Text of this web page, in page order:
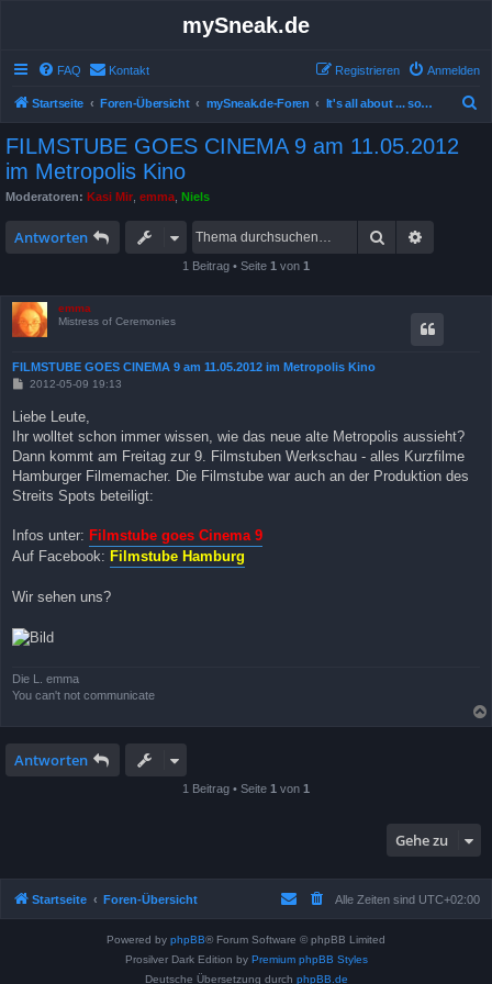
mySneak.de
FAQ Kontakt Anmelden
Registrieren
Startseite Foren-Übersicht mySneak.de-Foren It's all about ... something!
FILMSTUBE GOES CINEMA 9 am 11.05.2012
im Metropolis Kino
Moderatoren: Kasi Mir emma Niels
Antworten Suche
1 Beitrag • Seite 1 von 1
emma
Mistress of Ceremonies
FILMSTUBE GOES CINEMA 9 am 11.05.2012 im Metropolis Kino
B
t
r
g
2012-05-09 19:13
Liebe Leute,
Ihr wolltet schon immer wissen, wie das neue alte Metropolis aussieht?
Dann kommt am Freitag zur 9. Filmstuben Werkschau - alles Kurzfilme
Hamburger Filmemacher. Die Filmstube war auch an der Produktion des
Streits Spots beteiligt:
Infos unter: Filmstube goes Cinema 9
Auf Facebook: Filmstube Hamburg
Wir sehen uns?
Die L. emma
You can't not communicate
Antworten
1 Beitrag • Seite 1 von 1
Gehe zu
Startseite Foren-Übersicht Alle Zeiten sind UTC+02:00
Powered by phpBB® Forum Software © phpBB Limited
Prosilver Dark Edition by Premium phpBB Styles
Deutsche Übersetzung durch phpBB.de